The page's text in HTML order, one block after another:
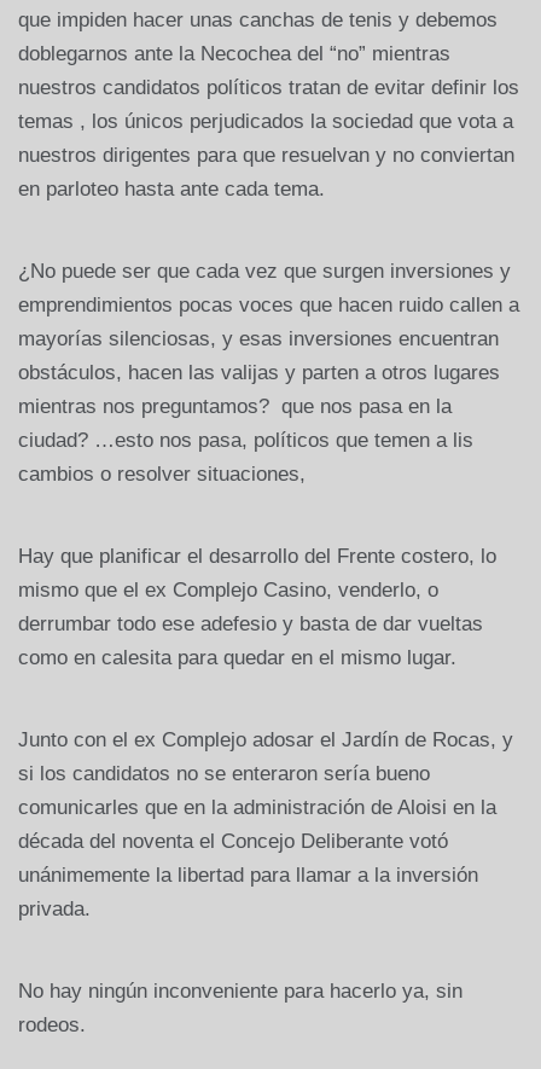
que impiden hacer unas canchas de tenis y debemos
doblegarnos ante la Necochea del “no” mientras
nuestros candidatos políticos tratan de evitar definir los
temas , los únicos perjudicados la sociedad que vota a
nuestros dirigentes para que resuelvan y no conviertan
en parloteo hasta ante cada tema.
¿No puede ser que cada vez que surgen inversiones y
emprendimientos pocas voces que hacen ruido callen a
mayorías silenciosas, y esas inversiones encuentran
obstáculos, hacen las valijas y parten a otros lugares
mientras nos preguntamos? que nos pasa en la
ciudad? …esto nos pasa, políticos que temen a lis
cambios o resolver situaciones,
Hay que planificar el desarrollo del Frente costero, lo
mismo que el ex Complejo Casino, venderlo, o
derrumbar todo ese adefesio y basta de dar vueltas
como en calesita para quedar en el mismo lugar.
Junto con el ex Complejo adosar el Jardín de Rocas, y
si los candidatos no se enteraron sería bueno
comunicarles que en la administración de Aloisi en la
década del noventa el Concejo Deliberante votó
unánimemente la libertad para llamar a la inversión
privada.
No hay ningún inconveniente para hacerlo ya, sin
rodeos.